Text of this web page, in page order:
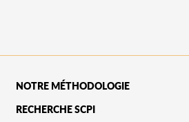
NOTRE MÉTHODOLOGIE
RECHERCHE SCPI